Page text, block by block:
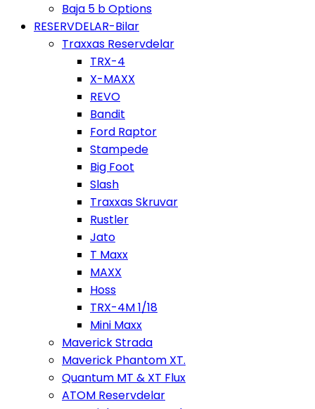
Baja 5 b Options
RESERVDELAR-Bilar
Traxxas Reservdelar
TRX-4
X-MAXX
REVO
Bandit
Ford Raptor
Stampede
Big Foot
Slash
Traxxas Skruvar
Rustler
Jato
T Maxx
MAXX
Hoss
TRX-4M 1/18
Mini Maxx
Maverick Strada
Maverick Phantom XT.
Quantum MT & XT Flux
ATOM Reservdelar